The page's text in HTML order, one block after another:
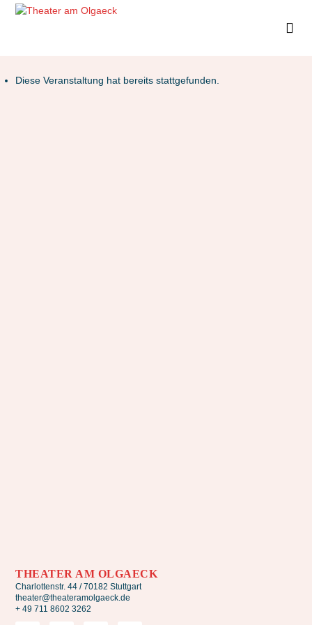
Diese Veranstaltung hat bereits stattgefunden.
THEATER AM OLGAECK
Charlottenstr. 44 / 70182 Stuttgart
theater@theateramolgaeck.de
+ 49 711 8602 3262